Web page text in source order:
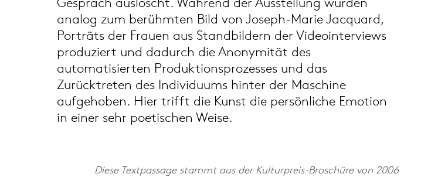
analog zum berühmten Bild von Joseph-Marie Jacquard,
Porträts der Frauen aus Standbildern der Videointerviews
produziert und dadurch die Anonymität des
automatisierten Produktionsprozesses und das
Zurücktreten des Individuums hinter der Maschine
aufgehoben. Hier trifft die Kunst die persönliche Emotion
in einer sehr poetischen Weise.
Diese Textpassage stammt aus der Kulturpreis-Broschüre von 2006